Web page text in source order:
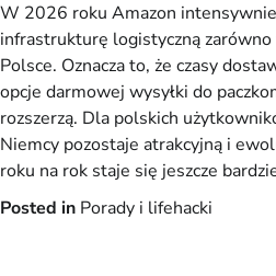
W 2026 roku Amazon
infrastrukturę logistyczną
Polsce. Oznacza to, że czasy
opcje darmowej wysyłki do
rozszerzą. Dla polskich
Niemcy pozostaje atrakcyjną i
roku na rok staje się jeszcze
Posted in Porady i lifehacki